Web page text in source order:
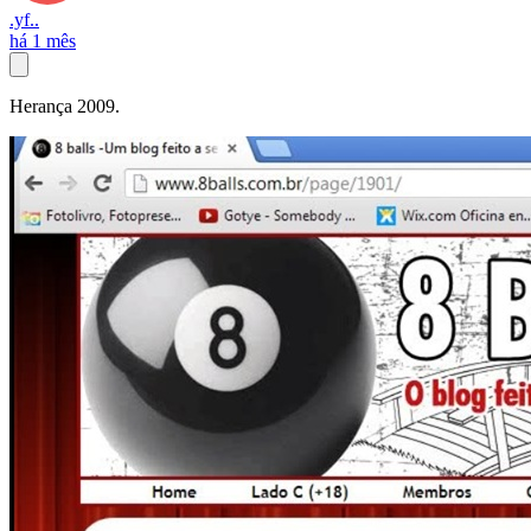
.yf..
há 1 mês
Herança 2009.